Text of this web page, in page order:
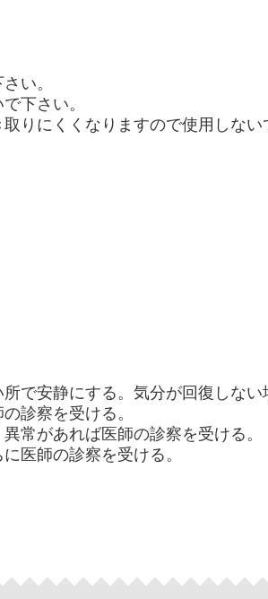
い。
下さい。
りにくくなりますので使用しない
で安静にする。気分が回復しない
診察を受ける。
常があれば医師の診察を受ける。
医師の診察を受ける。